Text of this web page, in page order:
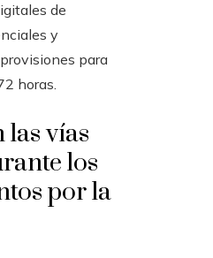
de
y
para
horas.
las vías
los
por la